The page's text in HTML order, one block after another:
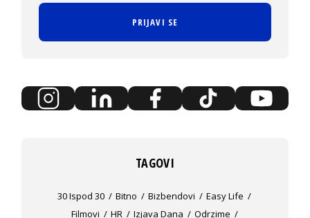
PRIJAVI SE
TAGOVI
30 Ispod 30 Bitno Bizbendovi
Easy Life
Filmovi
HR Izjava Dana
Odrzime